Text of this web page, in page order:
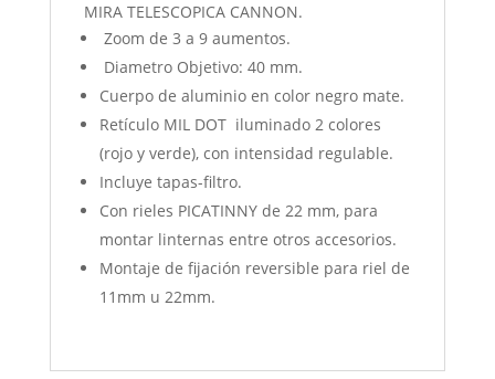
MIRA TELESCOPICA CANNON.
Zoom de 3 a 9 aumentos.
Diametro Objetivo: 40 mm.
Cuerpo de aluminio en color negro mate.
Retículo MIL DOT iluminado 2 colores
(rojo y verde), con intensidad regulable.
Incluye tapas-filtro.
Con rieles PICATINNY de 22 mm, para
montar linternas entre otros accesorios.
Montaje de fijación reversible para riel de
11mm u 22mm.